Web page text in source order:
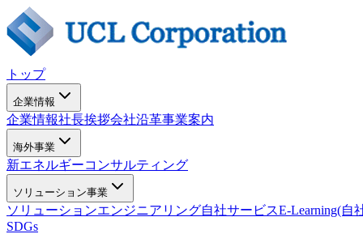
トップ
企業情報
企業情報社長挨拶会社沿革事業案内
海外事業
新エネルギーコンサルティング
ソリューション事業
ソリューションエンジニアリング自社サービスE-Learning(自
SDGs